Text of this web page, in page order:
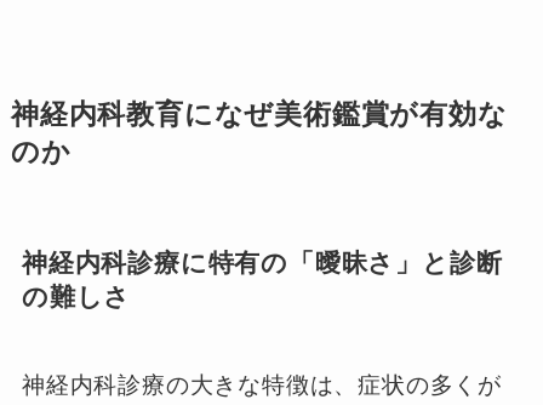
神経内科教育になぜ美術鑑賞が有効な
のか
神経内科診療に特有の「曖昧さ」と診断
の難しさ
神経内科診療の大きな特徴は、症状の多くが